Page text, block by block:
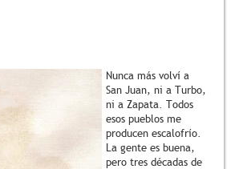
Nunca más volví a
San Juan, ni a Turbo,
ni a Zapata. Todos
esos pueblos me
producen escalofrío.
La gente es buena,
pero tres décadas de